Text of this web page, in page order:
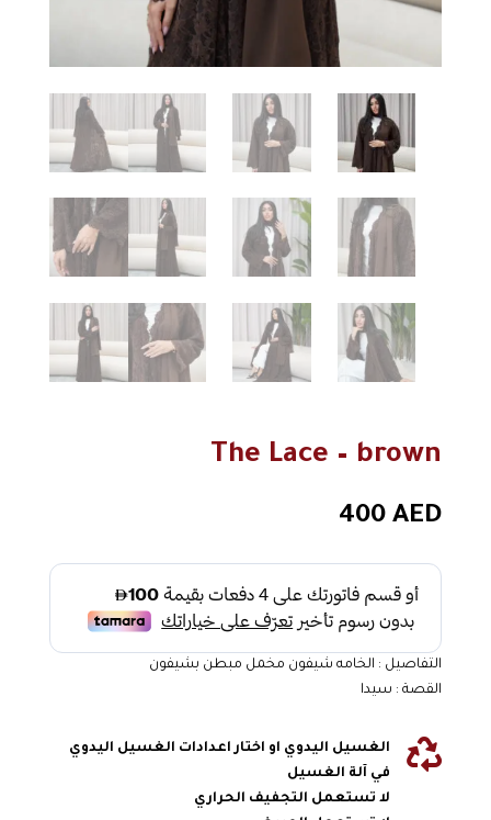
The Lace – brown
400AED
التفاصيل : الخامه شيفون مخمل مبطن بشيفون
القصة : سيدا

الغسيل اليدوي او اختار اعدادات الغسيل اليدوي
في آلة الغسيل
لا تستعمل التجفيف الحراري